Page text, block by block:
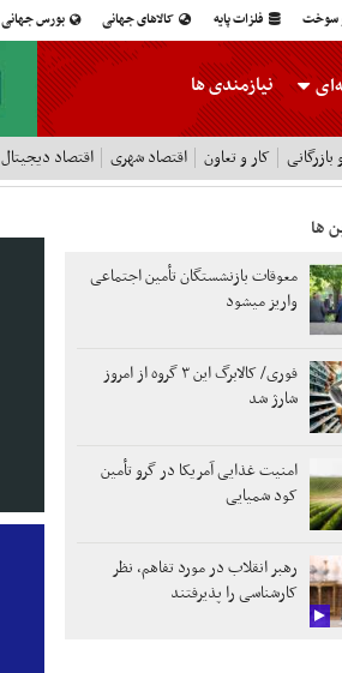
سوخت فلزات پایه کالاهای جهانی بورس جهانی
نیازمندی ها
کار و تعاون اقتصاد شهری اقتصاد دیجیتال
ها
معوقات بازنشستگان تأمین اجتماعی
واریز میشود
فوری/ کالابرگ این ۳ گروه از امروز
شارژ شد
امنیت غذایی آمریکا در گرو تأمین
کود شمیایی
رهبر انقلاب در مورد تفاهم، نظر
کارشناسی را پذیرفتند